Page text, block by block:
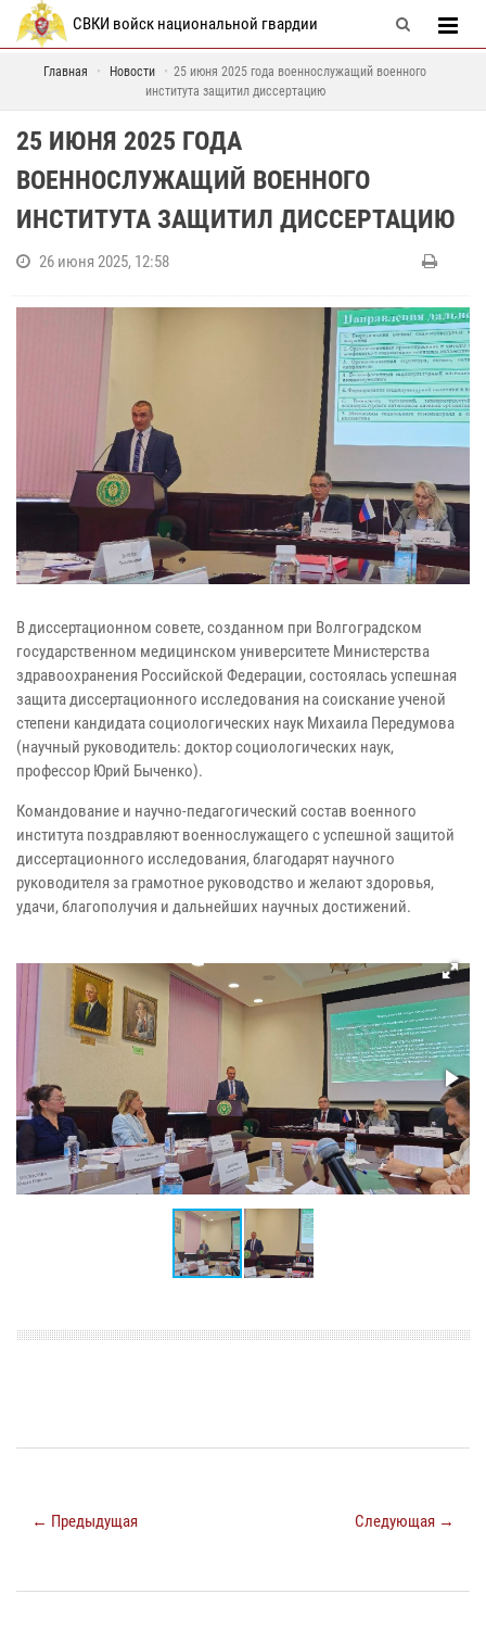
СВКИ войск национальной гвардии
Главная Новости
25 июня 2025 года военнослужащий военного
института защитил диссертацию
25 ИЮНЯ 2025 ГОДА
ВОЕННОСЛУЖАЩИЙ ВОЕННОГО
ИНСТИТУТА ЗАЩИТИЛ ДИССЕРТАЦИЮ
26 июня 2025, 12:58
В диссертационном совете, созданном при Волгоградском
государственном медицинском университете Министерства
здравоохранения Российской Федерации, состоялась успешная
защита диссертационного исследования на соискание ученой
степени кандидата социологических наук Михаила Передумова
(научный руководитель: доктор социологических наук,
профессор Юрий Быченко).
Командование и научно-педагогический состав военного
института поздравляют военнослужащего с успешной защитой
диссертационного исследования, благодарят научного
руководителя за грамотное руководство и желают здоровья,
удачи, благополучия и дальнейших научных достижений.
← Предыдущая Следующая →